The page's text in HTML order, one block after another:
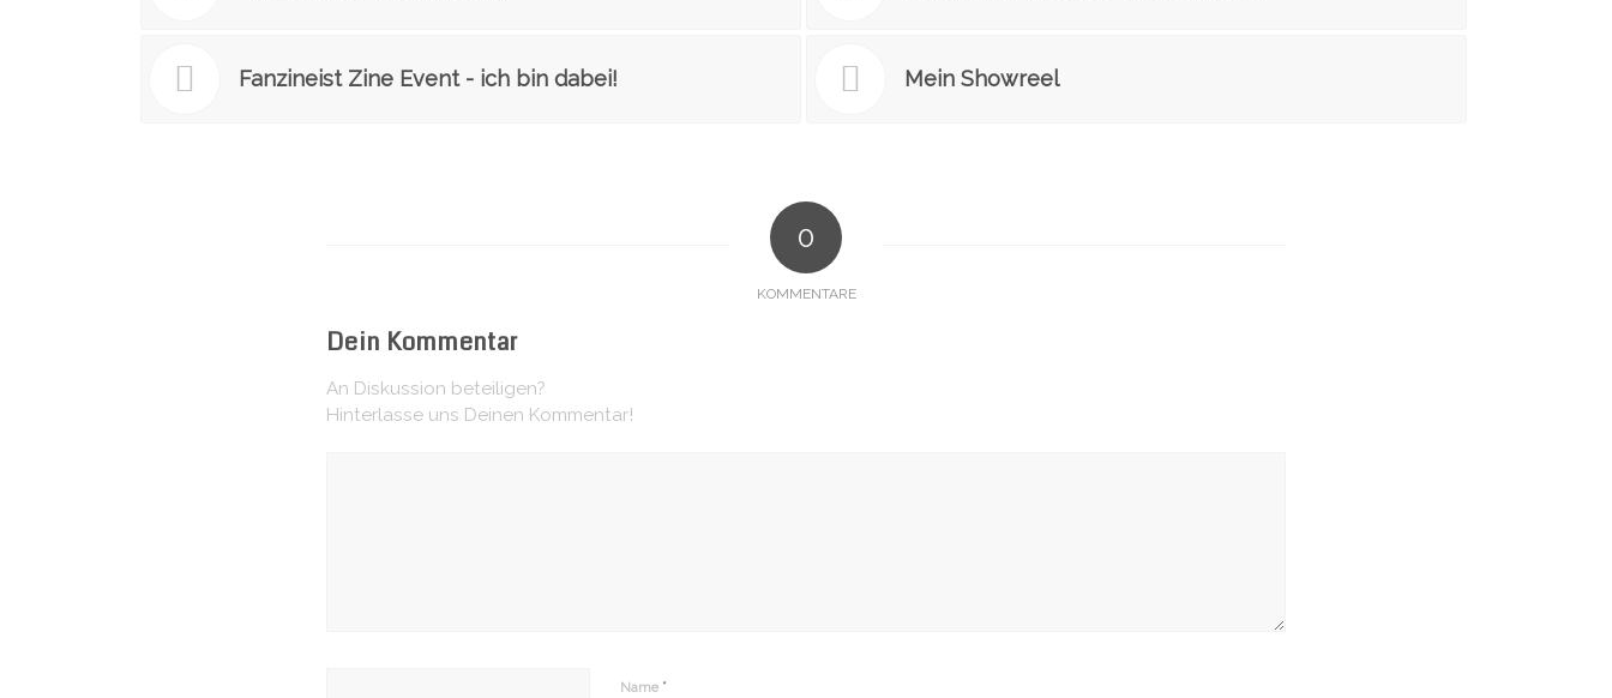
Fanzineist Zine Event - ich bin dabei! Mein Showreel
0
KOMMENTARE
Dein Kommentar
An Diskussion beteiligen?
Hinterlasse uns Deinen Kommentar!
Name *